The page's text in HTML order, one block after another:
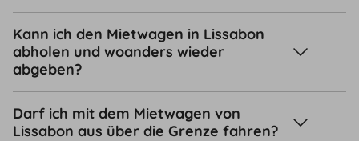
Kann ich den Mietwagen in Lissabon
abholen und woanders wieder
abgeben?
Darf ich mit dem Mietwagen von
Lissabon aus über die Grenze fahren?